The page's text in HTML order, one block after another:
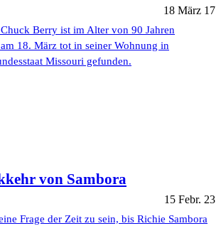
18 März 17
Berry ist im Alter von 90 Jahren
18. März tot in seiner Wohnung in
Missouri gefunden.
von Sambora
15 Febr. 23
Frage der Zeit zu sein, bis Richie Sambora